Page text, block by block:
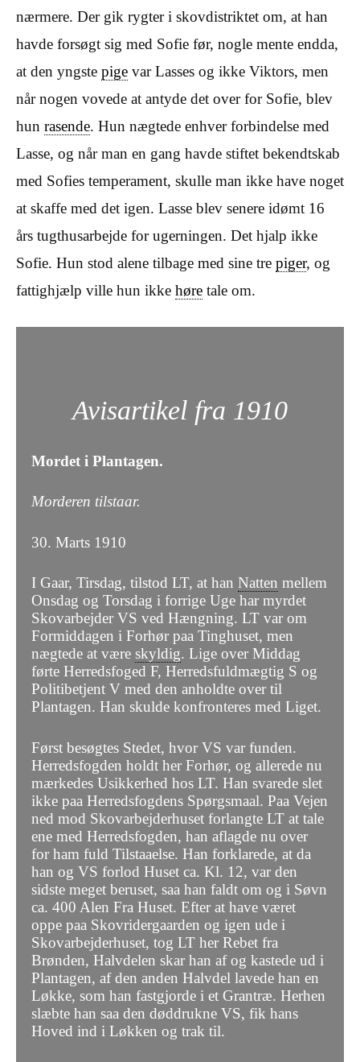
nærmere. Der gik rygter i skovdistriktet om, at han
havde forsøgt sig med Sofie før, nogle mente endda,
at den yngste pige var Lasses og ikke Viktors, men
når nogen vovede at antyde det over for Sofie, blev
hun rasende. Hun nægtede enhver forbindelse med
Lasse, og når man en gang havde stiftet bekendtskab
med Sofies temperament, skulle man ikke have noget
at skaffe med det igen. Lasse blev senere idømt 16
års tugthusarbejde for ugerningen. Det hjalp ikke
Sofie. Hun stod alene tilbage med sine tre piger, og
fattighjælp ville hun ikke høre tale om.
Avisartikel fra 1910
Mordet i Plantagen.
Morderen tilstaar.
30. Marts 1910
I Gaar, Tirsdag, tilstod LT, at han Natten mellem
Onsdag og Torsdag i forrige Uge har myrdet
Skovarbejder VS ved Hængning. LT var om
Formiddagen i Forhør paa Tinghuset, men
nægtede at være skyldig. Lige over Middag
førte Herredsfoged F, Herredsfuldmægtig S og
Politibetjent V med den anholdte over til
Plantagen. Han skulde konfronteres med Liget.
Først besøgtes Stedet, hvor VS var funden.
Herredsfogden holdt her Forhør, og allerede nu
mærkedes Usikkerhed hos LT. Han svarede slet
ikke paa Herredsfogdens Spørgsmaal. Paa Vejen
ned mod Skovarbejderhuset forlangte LT at tale
ene med Herredsfogden, han aflagde nu over
for ham fuld Tilstaaelse. Han forklarede, at da
han og VS forlod Huset ca. Kl. 12, var den
sidste meget beruset, saa han faldt om og i Søvn
ca. 400 Alen Fra Huset. Efter at have været
oppe paa Skovridergaarden og igen ude i
Skovarbejderhuset, tog LT her Rebet fra
Brønden, Halvdelen skar han af og kastede ud i
Plantagen, af den anden Halvdel lavede han en
Løkke, som han fastgjorde i et Grantræ. Herhen
slæbte han saa den døddrukne VS, fik hans
Hoved ind i Løkken og trak til.